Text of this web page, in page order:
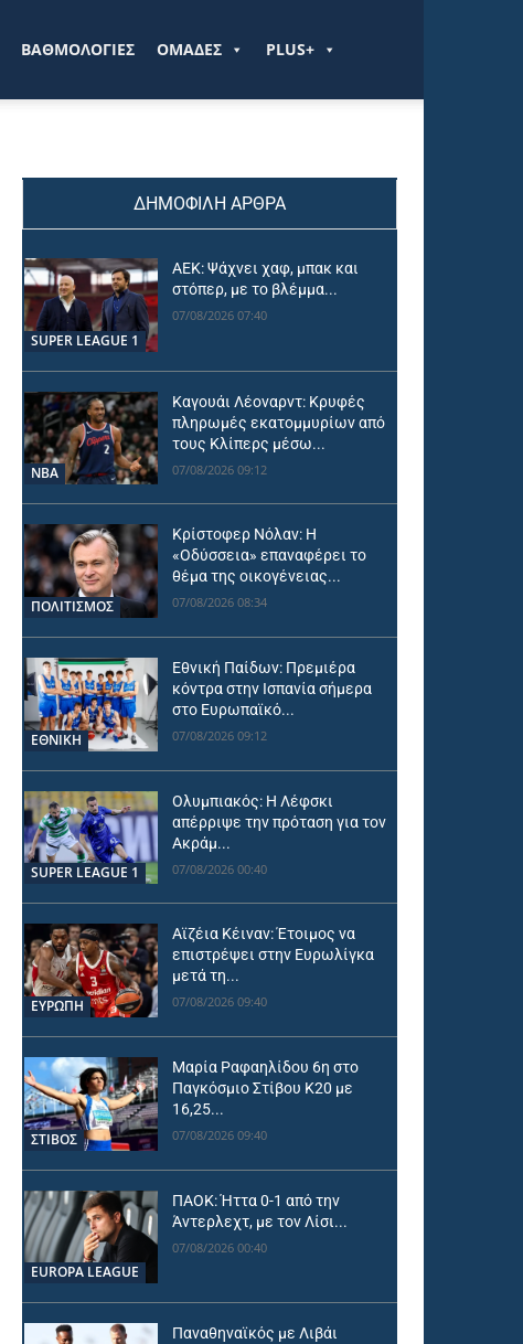
ΒΑΘΜΟΛΟΓΙΕΣ ΟΜΑΔΕΣ PLUS+
ΔΗΜΟΦΙΛΗ ΑΡΘΡΑ
SUPER LEAGUE 1
ΑΕΚ: Ψάχνει χαφ, μπακ και
στόπερ, με το βλέμμα...
07/08/2026 07:40
NBA
Καγουάι Λέοναρντ: Κρυφές
πληρωμές εκατομμυρίων από
τους Κλίπερς μέσω...
07/08/2026 09:12
ΠΟΛΙΤΙΣΜΟΣ
Κρίστοφερ Νόλαν: Η
«Οδύσσεια» επαναφέρει το
θέμα της οικογένειας...
07/08/2026 08:34
ΕΘΝΙΚΉ
Εθνική Παίδων: Πρεμιέρα
κόντρα στην Ισπανία σήμερα
στο Ευρωπαϊκό...
07/08/2026 09:12
SUPER LEAGUE 1
Ολυμπιακός: Η Λέφσκι
απέρριψε την πρόταση για τον
Ακράμ...
07/08/2026 00:40
ΕΥΡΩΠΗ
Αϊζέια Κέιναν: Έτοιμος να
επιστρέψει στην Ευρωλίγκα
μετά τη...
07/08/2026 09:40
ΣΤΙΒΟΣ
Μαρία Ραφαηλίδου 6η στο
Παγκόσμιο Στίβου Κ20 με
16,25...
07/08/2026 09:40
EUROPA LEAGUE
ΠΑΟΚ: Ήττα 0-1 από την
Άντερλεχτ, με τον Λίσι...
07/08/2026 00:40
Παναθηναϊκός με Λιβάι